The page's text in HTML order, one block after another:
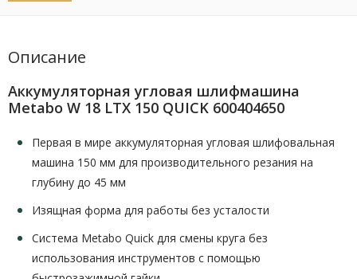
Описание
Аккумуляторная угловая шлифмашина
Metabo W 18 LTX 150 QUICK 600404650
Первая в мире аккумуляторная угловая шлифовальная
машина 150 мм для производительного резания на
глубину до 45 мм
Изящная форма для работы без усталости
Система Metabo Quick для смены круга без
использования инструментов с помощью